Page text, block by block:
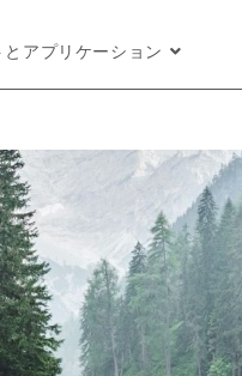
とアプリケーション